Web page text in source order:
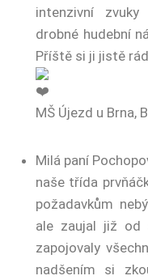
intenzivní
drobné hudební
Příště si ji jistě
MŠ Újezd u Brna,
Milá paní
naše třída
požadavkům
ale zaujal již od
zapojovaly
nadšením si